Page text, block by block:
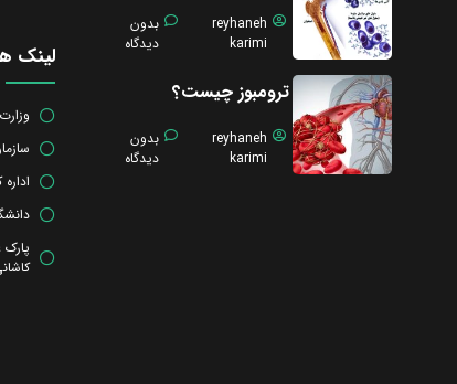
reyhaneh
karimi
بدون
دیدگاه
ترومبوز چیست؟
reyhaneh
karimi
بدون
دیدگاه
لینک